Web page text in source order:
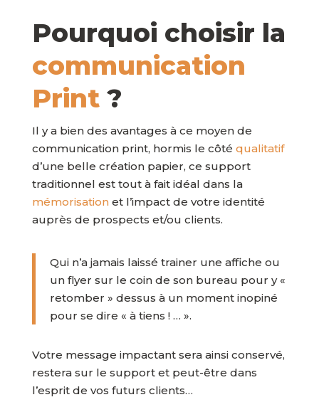
Pourquoi choisir la
communication
Print?
Il y a bien des avantages à ce moyen de
communication print, hormis le côté qualitatif
d’une belle création papier, ce support
traditionnel est tout à fait idéal dans la
mémorisationet l’impact de votre identité
auprès de prospects et/ou clients.
Qui n’a jamais laissé trainer une affiche ou
un flyer sur le coin de son bureau pour y «
retomber » dessus à un moment inopiné
pour se dire « à tiens ! … ».
Votre message impactant sera ainsi conservé,
restera sur le support et peut-être dans
l’esprit de vos futurs clients…